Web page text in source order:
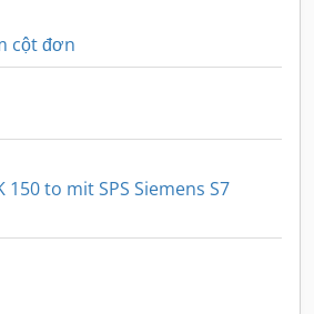
cột đơn
150 to mit SPS Siemens S7